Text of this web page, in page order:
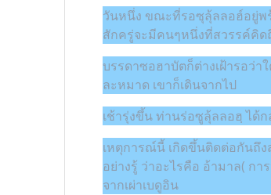
วันหนึ่ง ขณะที่รอซุลุ้ลลอฮ์อยู่พ
สักครู่จะมีคนๆหนึ่งที่สวรรค์คิ
บรรดาซอฮาบัตก็ต่างเฝ้ารอว่
ละหมาด เขาก็เดินจากไป
เช้ารุ่งขึ้น ท่านร่อซูลุ้ลลอฮฺ ได้
เหตุการณ์นี้ เกิดขึ้นติดต่อกันถึ
อย่างรู้ ว่าอะไรคือ อ้ามาล( ก
จากเผ่าเบดูอิน